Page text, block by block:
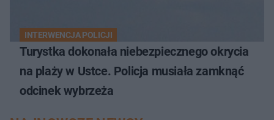
INTERWENCJA POLICJI
Turystka dokonała niebezpiecznego okrycia
na plaży w Ustce. Policja musiała zamknąć
odcinek wybrzeża